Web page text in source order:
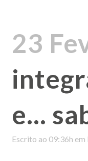
23
e…
Escrito ao 09:36h em